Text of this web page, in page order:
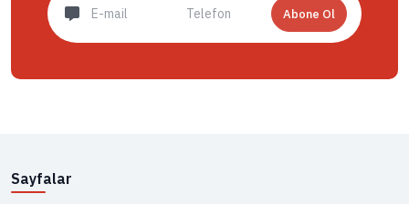
Abone Ol
Sayfalar